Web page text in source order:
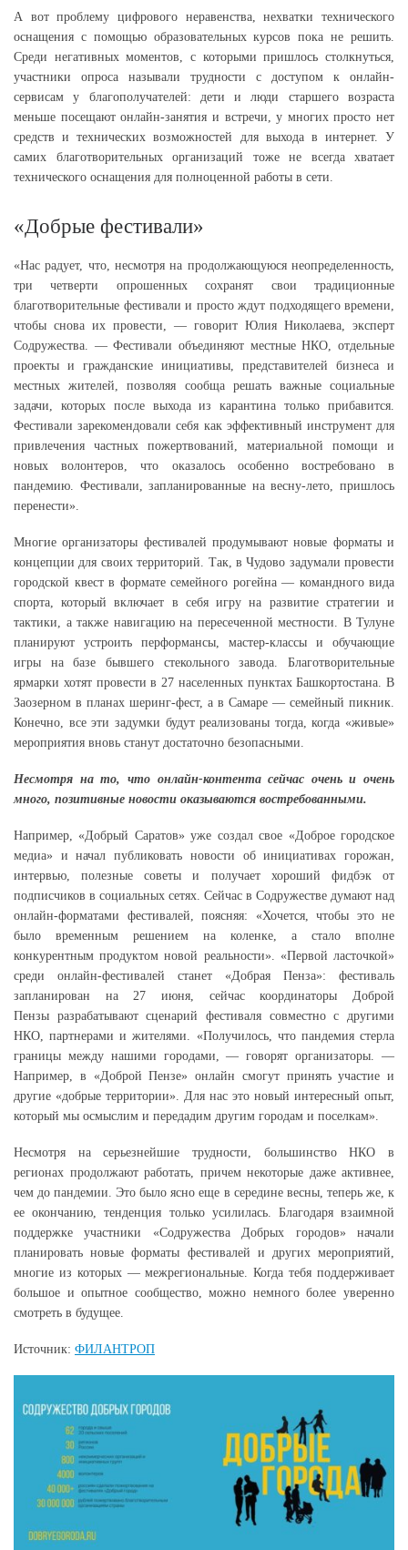
А вот проблему цифрового неравенства, нехватки технического
оснащения с помощью образовательных курсов пока не решить.
Среди негативных моментов, с которыми пришлось столкнуться,
участники опроса называли трудности с доступом к онлайн-
сервисам у благополучателей: дети и люди старшего возраста
меньше посещают онлайн-занятия и встречи, у многих просто нет
средств и технических возможностей для выхода в интернет. У
самих благотворительных организаций тоже не всегда хватает
технического оснащения для полноценной работы в сети.
«Добрые фестивали»
«Нас радует, что, несмотря на продолжающуюся неопределенность,
три четверти опрошенных сохранят свои традиционные
благотворительные фестивали и просто ждут подходящего времени,
чтобы снова их провести, — говорит Юлия Николаева, эксперт
Содружества. — Фестивали объединяют местные НКО, отдельные
проекты и гражданские инициативы, представителей бизнеса и
местных жителей, позволяя сообща решать важные социальные
задачи, которых после выхода из карантина только прибавится.
Фестивали зарекомендовали себя как эффективный инструмент для
привлечения частных пожертвований, материальной помощи и
новых волонтеров, что оказалось особенно востребовано в
пандемию. Фестивали, запланированные на весну-лето, пришлось
перенести».
Многие организаторы фестивалей продумывают новые форматы и
концепции для своих территорий. Так, в Чудово задумали провести
городской квест в формате семейного рогейна — командного вида
спорта, который включает в себя игру на развитие стратегии и
тактики, а также навигацию на пересеченной местности. В Тулуне
планируют устроить перформансы, мастер-классы и обучающие
игры на базе бывшего стекольного завода. Благотворительные
ярмарки хотят провести в 27 населенных пунктах Башкортостана. В
Заозерном в планах шеринг-фест, а в Самаре — семейный пикник.
Конечно, все эти задумки будут реализованы тогда, когда «живые»
мероприятия вновь станут достаточно безопасными.
Несмотря на то, что онлайн-контента сейчас очень и очень
много, позитивные новости оказываются востребованными.
Например, «Добрый Саратов» уже создал свое «Доброе городское
медиа» и начал публиковать новости об инициативах горожан,
интервью, полезные советы и получает хороший фидбэк от
подписчиков в социальных сетях. Сейчас в Содружестве думают над
онлайн-форматами фестивалей, поясняя: «Хочется, чтобы это не
было временным решением на коленке, а стало вполне
конкурентным продуктом новой реальности». «Первой ласточкой»
среди онлайн-фестивалей станет «Добрая Пенза»: фестиваль
запланирован на 27 июня, сейчас координаторы Доброй
Пензы разрабатывают сценарий фестиваля совместно с другими
НКО, партнерами и жителями. «Получилось, что пандемия стерла
границы между нашими городами, — говорят организаторы. —
Например, в «Доброй Пензе» онлайн смогут принять участие и
другие «добрые территории». Для нас это новый интересный опыт,
который мы осмыслим и передадим другим городам и поселкам».
Несмотря на серьезнейшие трудности, большинство НКО в
регионах продолжают работать, причем некоторые даже активнее,
чем до пандемии. Это было ясно еще в середине весны, теперь же, к
ее окончанию, тенденция только усилилась. Благодаря взаимной
поддержке участники «Содружества Добрых городов» начали
планировать новые форматы фестивалей и других мероприятий,
многие из которых — межрегиональные. Когда тебя поддерживает
большое и опытное сообщество, можно немного более уверенно
смотреть в будущее.
Источник: ФИЛАНТРОП